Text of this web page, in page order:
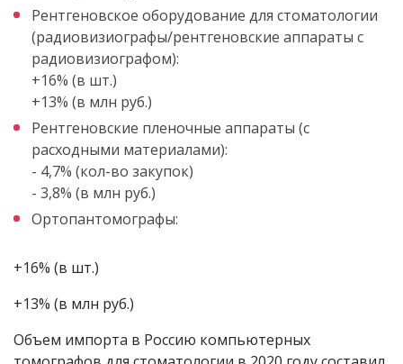
Рентгеновское оборудование для стоматологии
(радиовизиографы/рентгеновские аппараты с
радиовизиографом):
+16% (в шт.)
+13% (в млн руб.)
Рентгеновские пленочные аппараты (с
расходными материалами):
- 4,7% (кол-во закупок)
- 3,8% (в млн руб.)
Ортопантомографы:
+16% (в шт.)
+13% (в млн руб.)
Объем импорта в Россию компьютерных